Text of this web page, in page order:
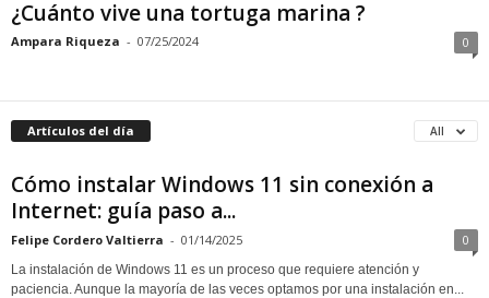
¿Cuánto vive una tortuga marina ?
Ampara Riqueza - 07/25/2024 0
Artículos del día All
Cómo instalar Windows 11 sin conexión a
Internet: guía paso a...
Felipe Cordero Valtierra - 01/14/2025 0
La instalación de Windows 11 es un proceso que requiere atención y
paciencia. Aunque la mayoría de las veces optamos por una instalación en...